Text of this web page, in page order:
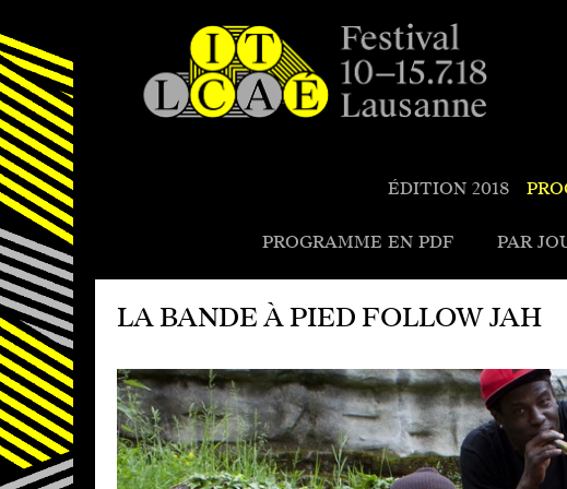
du 4 au 9 juillet 2017 - 46ème
LA BANDE À PIED FOLLOW JAH
ÉDITION 2018
PROGRAMME EN PDF PAR